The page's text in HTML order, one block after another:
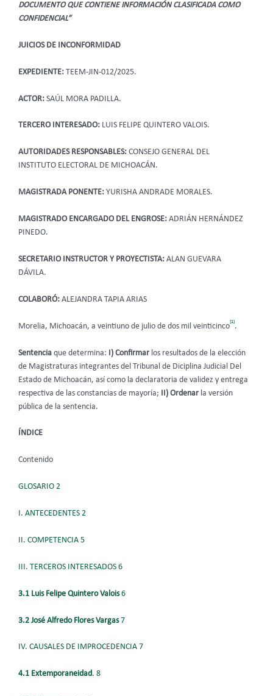
DOCUMENTO QUE CONTIENE INFORMACIÓN CLASIFICADA COMO
CONFIDENCIAL”
JUICIOS DE INCONFORMIDAD
EXPEDIENTE: TEEM-JIN-012/2025.
ACTOR: SAÚL MORA PADILLA.
TERCERO INTERESADO: LUIS FELIPE QUINTERO VALOIS.
AUTORIDADES RESPONSABLES: CONSEJO GENERAL DEL
INSTITUTO ELECTORAL DE MICHOACÁN.
MAGISTRADA PONENTE: YURISHA ANDRADE MORALES.
MAGISTRADO ENCARGADO DEL ENGROSE: ADRIÁN HERNÁNDEZ
PINEDO.
SECRETARIO INSTRUCTOR Y PROYECTISTA: ALAN GUEVARA
DÁVILA.
COLABORÓ: ALEJANDRA TAPIA ARIAS
Morelia, Michoacán, a veintiuno de julio de dos mil veinticinco
[1]
.
Sentencia que determina: I) Confirmarlos resultados de la elección
de Magistraturas integrantes del Tribunal de Diciplina Judicial Del
Estado de Michoacán, así como la declaratoria de validez y entrega
respectiva de las constancias de mayoría;
II) Ordenarla versión
pública de la sentencia.
ÍNDICE
Contenido
GLOSARIO 2
I. ANTECEDENTES 2
II. COMPETENCIA 5
III. TERCEROS INTERESADOS 6
3.1 Luis Felipe Quintero Valois6
3.2 José Alfredo Flores Vargas7
IV. CAUSALES DE IMPROCEDENCIA 7
4.1 Extemporaneidad. 8